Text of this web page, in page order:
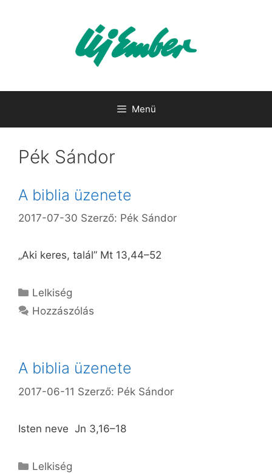
Menü
Pék Sándor
A biblia üzenete
2017-07-30 Szerző: Pék Sándor
„Aki keres, talál” Mt 13,44–52
Kategória
Lelkiség
Hozzászólás
A biblia üzenete
2017-06-11 Szerző: Pék Sándor
Isten neve Jn 3,16–18
Kategória
Lelkiség